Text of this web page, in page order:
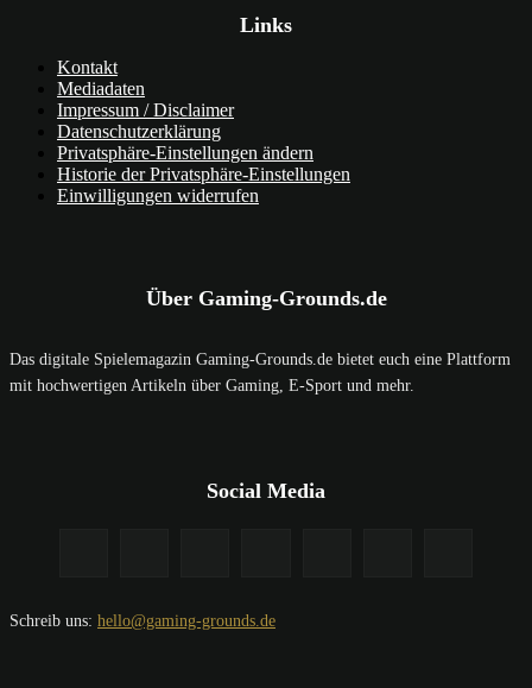
Links
Kontakt
Mediadaten
Impressum / Disclaimer
Datenschutzerklärung
Privatsphäre-Einstellungen ändern
Historie der Privatsphäre-Einstellungen
Einwilligungen widerrufen
Über Gaming-Grounds.de
Das digitale Spielemagazin Gaming-Grounds.de bietet euch eine Plattform
mit hochwertigen Artikeln über Gaming, E-Sport und mehr.
Social Media
Schreib uns: hello@gaming-grounds.de